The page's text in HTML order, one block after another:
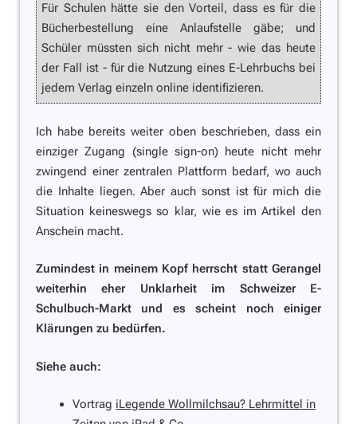
Für Schulen hätte sie den Vorteil, dass es für die
Bücherbestellung eine Anlaufstelle gäbe; und
Schüler müssten sich nicht mehr - wie das heute
der Fall ist - für die Nutzung eines E-Lehrbuchs bei
jedem Verlag einzeln online identifizieren.
Ich habe bereits weiter oben beschrieben, dass ein
einziger Zugang (single sign-on) heute nicht mehr
zwingend einer zentralen Plattform bedarf, wo auch
die Inhalte liegen. Aber auch sonst ist für mich die
Situation keineswegs so klar, wie es im Artikel den
Anschein macht.
Zumindest in meinem Kopf herrscht statt Gerangel
weiterhin eher Unklarheit im Schweizer E-
Schulbuch-Markt und es scheint noch einiger
Klärungen zu bedürfen.
Siehe auch:
Vortrag iLegende Wollmilchsau? Lehrmittel in